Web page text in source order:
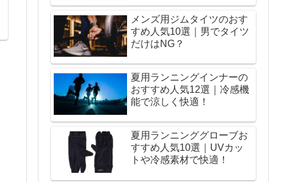
メンズ用ジムタイツのおす
すめ人気10選｜男でタイツ
だけはNG？
夏用ランニングインナーの
おすすめ人気12選｜冷感機
能で涼しく快適！
夏用ランニンググローブお
すすめ人気10選｜UVカッ
トや冷感素材で快適！